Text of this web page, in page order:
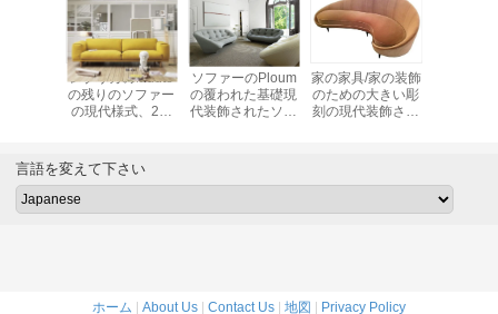
レプリカのMuuto
の残りのソファー
の現代様式、2つ
ソファーのPloum
の覆われた基礎現
代装飾されたソフ
家の家具/家の装飾
のための大きい彫
刻の現代装飾され
言語を変えて下さい
ホーム | About Us | Contact Us | 地図 | Privacy Policy